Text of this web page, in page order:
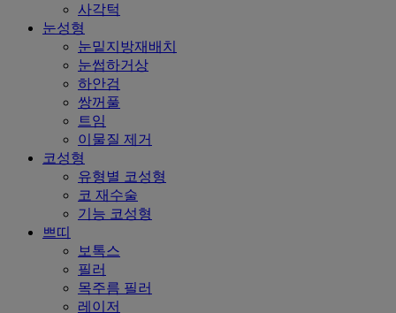
사각턱
눈성형
눈밑지방재배치
눈썹하거상
하안검
쌍꺼풀
트임
이물질 제거
코성형
유형별 코성형
코 재수술
기능 코성형
쁘띠
보톡스
필러
목주름 필러
레이저